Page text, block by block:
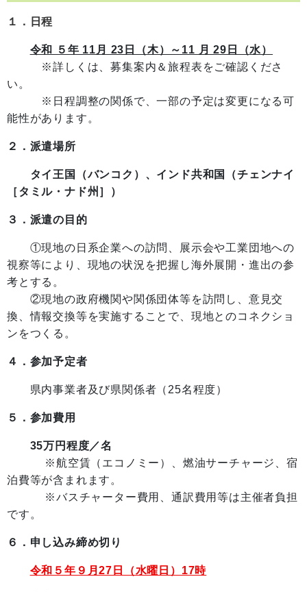
１．日程
令和 ５年 11月 23日（木）～11 月 29日（水）
※詳しくは、募集案内＆旅程表をご確認くださ
い。
※日程調整の関係で、一部の予定は変更になる可
能性があります。
２．派遣場所
タイ王国（バンコク）、インド共和国（チェンナイ
［タミル・ナド州］）
３．派遣の目的
①現地の日系企業への訪問、展示会や工業団地への
視察等により、現地の状況を把握し海外展開・進出の参
考とする。
②現地の政府機関や関係団体等を訪問し、意見交
換、情報交換等を実施することで、現地とのコネクショ
ンをつくる。
４．参加予定者
県内事業者及び県関係者（25名程度）
５．参加費用
35万円程度／名
※航空賃（エコノミー）、燃油サーチャージ、宿
泊費等が含まれます。
※バスチャーター費用、通訳費用等は主催者負担
です。
６．申し込み締め切り
令和５年９月27日（水曜日）17時